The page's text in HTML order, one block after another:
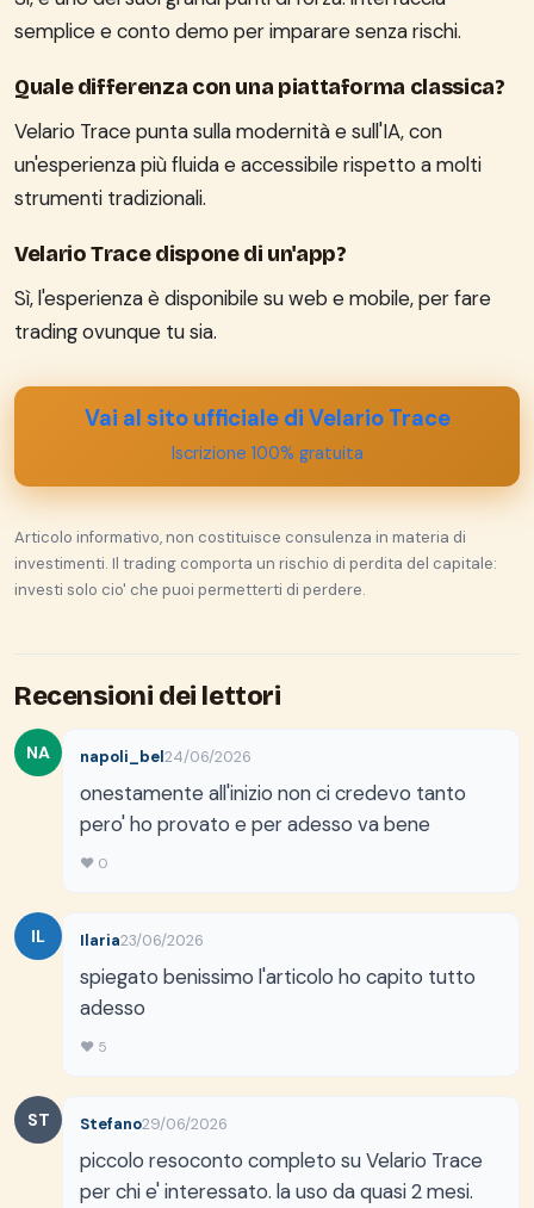
semplice e conto demo per imparare senza rischi.
Quale differenza con una piattaforma classica?
Velario Trace punta sulla modernità e sull'IA, con
un'esperienza più fluida e accessibile rispetto a molti
strumenti tradizionali.
Velario Trace dispone di un'app?
Sì, l'esperienza è disponibile su web e mobile, per fare
trading ovunque tu sia.
Vai al sito ufficiale di Velario Trace
Iscrizione 100% gratuita
Articolo informativo, non costituisce consulenza in materia di
investimenti. Il trading comporta un rischio di perdita del capitale:
investi solo cio' che puoi permetterti di perdere.
Recensioni dei lettori
NA napoli_bel24/06/2026
onestamente all'inizio non ci credevo tanto
pero' ho provato e per adesso va bene
♥ 0
IL Ilaria23/06/2026
spiegato benissimo l'articolo ho capito tutto
adesso
♥ 5
ST Stefano29/06/2026
piccolo resoconto completo su Velario Trace
per chi e' interessato. la uso da quasi 2 mesi.